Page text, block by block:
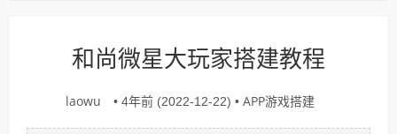
和尚微星大玩家搭建教程
laowu • 4年前 (2022-12-22) • APP游戏搭建